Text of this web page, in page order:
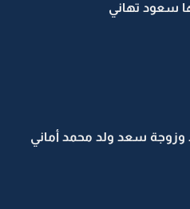
سعود تهاني
سعد ولد محمد أماني